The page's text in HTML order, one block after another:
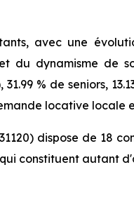
avec une
du dynamisme de
% de seniors,
locative locale
dispose de 18
constituent autant